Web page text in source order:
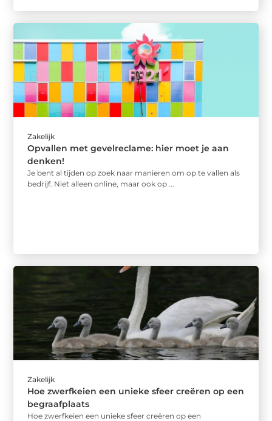
Zakelijk
Opvallen met gevelreclame: hier moet je aan
denken!
Je bent al tijden op zoek naar manieren om op te vallen als
bedrijf. Niet alleen online, maar ook op ...
Zakelijk
Hoe zwerfkeien een unieke sfeer creëren op een
begraafplaats
Hoe zwerfkeien een unieke sfeer creëren op een